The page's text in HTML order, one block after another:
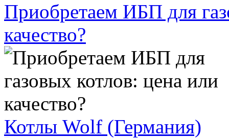
Приобретаем ИБП для
качество?
Котлы Wolf (Германия)